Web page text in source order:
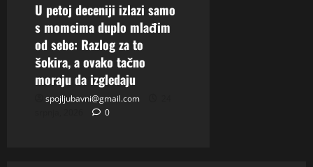
U petoj deceniji izlazi samo
s momcima duplo mlađim
od sebe: Razlog za to
šokira, a ovako tačno
moraju da izgledaju
spojljubavni@gmail.com
0